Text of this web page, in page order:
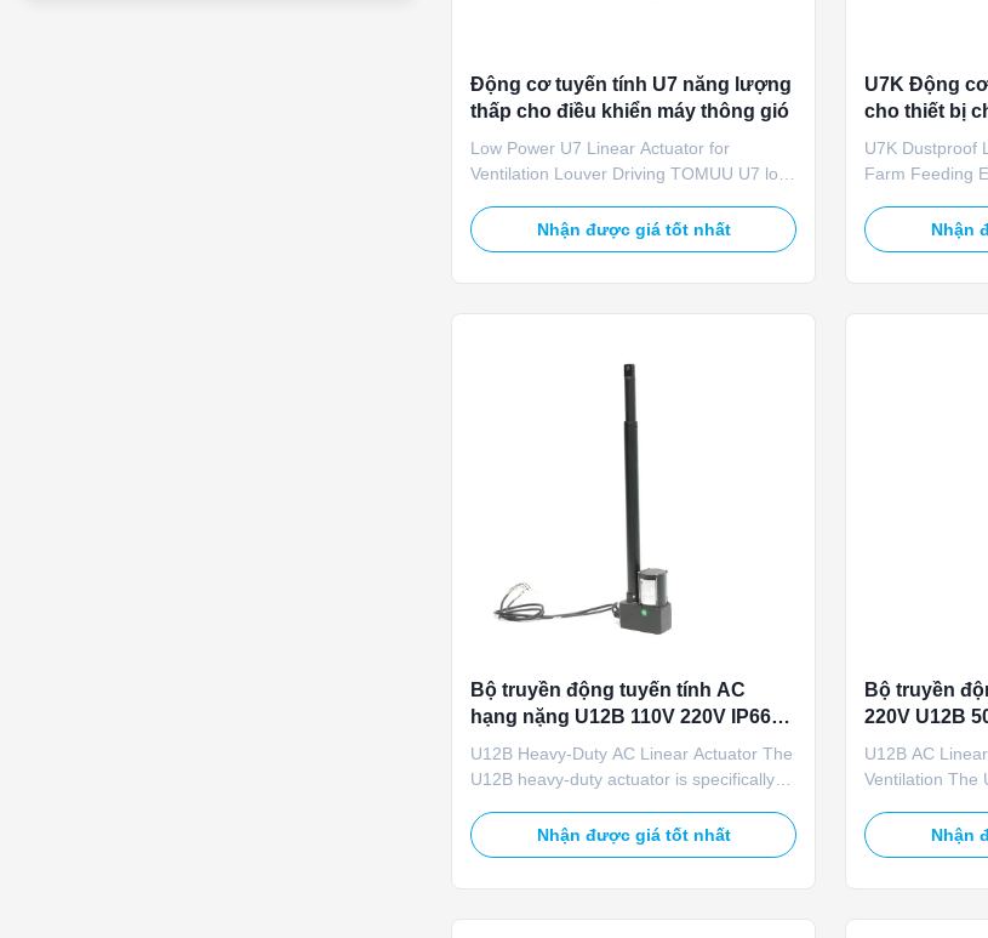
Động cơ tuyến tính U7 năng lượng
thấp cho điều khiển máy thông gió
Low Power U7 Linear Actuator for
Ventilation Louver Driving TOMUU U7 low-
opening and closing of commercial and
household ventilation louvers. The 50-
Nhận được giá tốt nhất
U7K Động
cho thiết bị
U7K Dustproof
Farm Feeding
automatic
in poultry
Nhận
Bộ truyền động tuyến tính AC
hạng nặng U12B 110V 220V IP66
5000N 6000N cho cửa gió chăn
nuôi
U12B Heavy-Duty AC Linear Actuator The
U12B heavy-duty actuator is specifically
systems. This robust actuator features
compatibility with 110V/220V AC power,
Nhận được giá tốt nhất
Bộ truyền
220V U12B
phản hồi Pot
gió chuồng
U12B AC
Ventilation The
engineered for
systems. This
Nhận